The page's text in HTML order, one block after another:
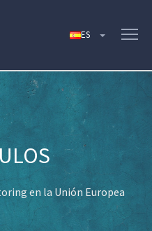
en la Unión Europea